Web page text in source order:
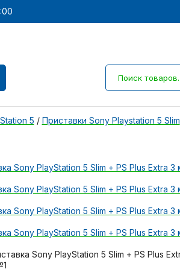
5 / Приставки Sony Playstation 5 Slim